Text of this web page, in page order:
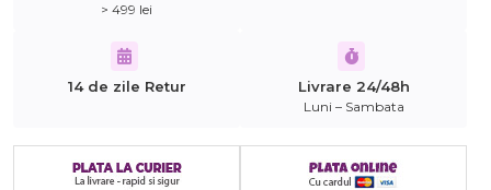
> 499 lei
14 de zile Retur Livrare 24/48h
Luni – Sambata